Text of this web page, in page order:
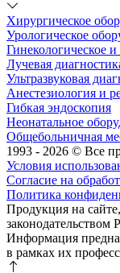
Хирургическое
Урологическое
Гинекологическое
Лучевая
Ультразвуковая
Анестезиология и
Гибкая эндоскопия
Неонатальное
Общебольничная
1993 - 2026 © Все
Условия
Согласие на
Политика
Продукция на
Информация
в рамках их